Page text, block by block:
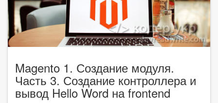
Magento 1. Создание модуля.
Часть 3. Создание контроллера и
вывод Hello Word на frontend